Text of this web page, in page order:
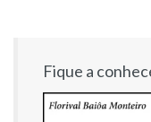
Fique a